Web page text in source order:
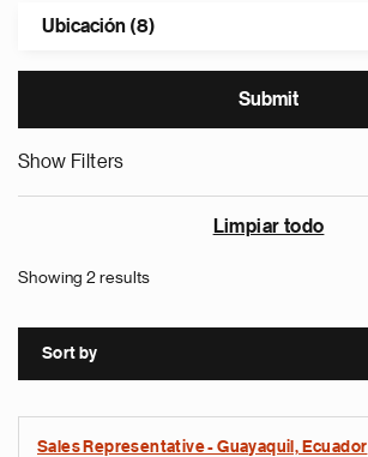
Ubicación (8)
Show Filters
Limpiar todo
Showing 2 results
Sort by
Sales Representative - Guayaquil, Ecuador